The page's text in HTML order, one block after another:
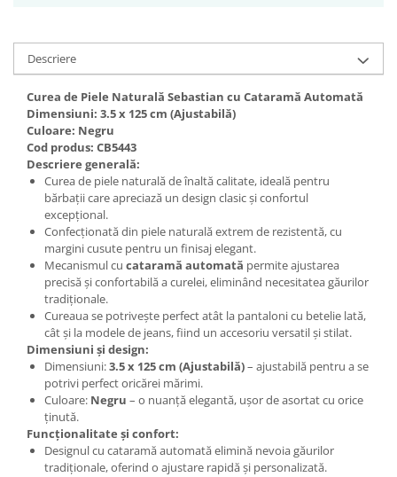
Descriere
Curea de Piele Naturală Sebastian cu Cataramă Automată
Dimensiuni: 3.5 x 125 cm (Ajustabilă)
Culoare: Negru
Cod produs: CB5443
Descriere generală:
Curea de piele naturală de înaltă calitate, ideală pentru
bărbații care apreciază un design clasic și confortul
excepțional.
Confecționată din piele naturală extrem de rezistentă, cu
margini cusute pentru un finisaj elegant.
Mecanismul cu cataramă automată permite ajustarea
precisă și confortabilă a curelei, eliminând necesitatea găurilor
tradiționale.
Cureaua se potrivește perfect atât la pantaloni cu betelie lată,
cât și la modele de jeans, fiind un accesoriu versatil și stilat.
Dimensiuni și design:
Dimensiuni:3.5 x 125 cm (Ajustabilă)– ajustabilă pentru a se
potrivi perfect oricărei mărimi.
Culoare: Negru – o nuanță elegantă, ușor de asortat cu orice
ținută.
Funcționalitate și confort:
Designul cu cataramă automată elimină nevoia găurilor
tradiționale, oferind o ajustare rapidă și personalizată.